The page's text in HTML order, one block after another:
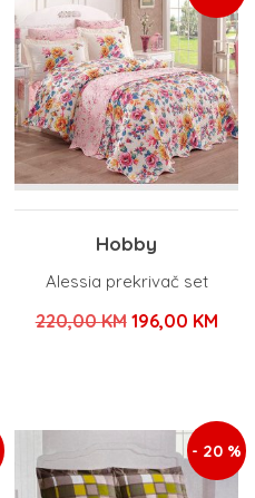
Hobby
Alessia prekrivač set
220,00KM Izvorna
220,00 KM.
196,00 KM
- 20 %